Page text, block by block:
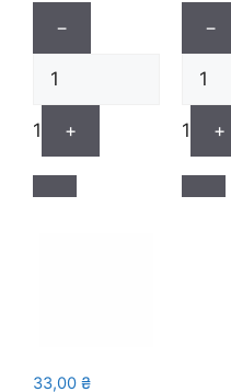
−
1 +
−
1 +
33,00 ₴